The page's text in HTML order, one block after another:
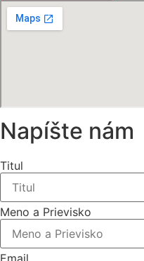
Napíšte nám
Titul
Meno a Prievisko
Email